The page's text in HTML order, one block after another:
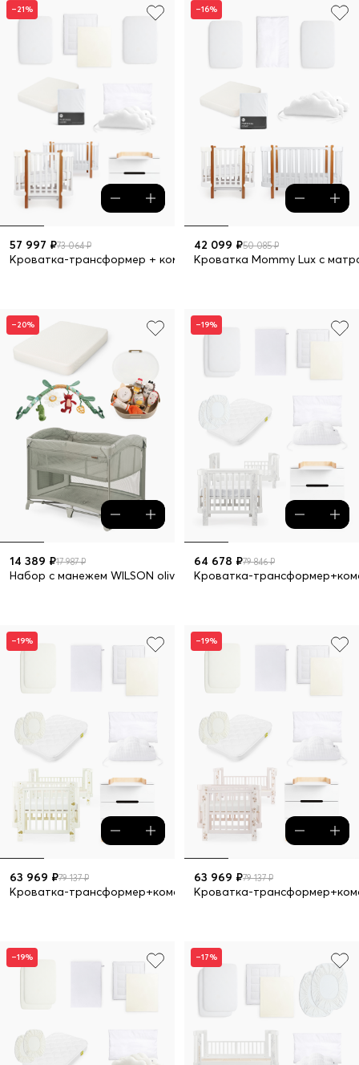
–21%
57 997 ₽73 064 ₽
Кроватка-трансформер + комод LUX 9 предметов
–16%
42 099 ₽50 085 ₽
Кроватка Mommy Lux с
–20%
14 389 ₽17 987 ₽
Набор с манежем WILSON olive
–19%
64 678 ₽79 846 ₽
Кроватка-
–19%
63 969 ₽79 137 ₽
Кроватка-трансформер+комод LOVE 9 предметов
–19%
63 969 ₽79 137 ₽
Кроватка-
–19% –17%